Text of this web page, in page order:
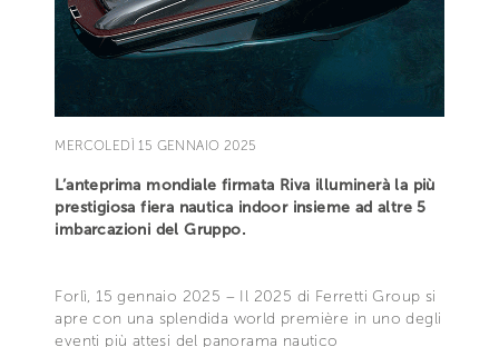
MERCOLEDÌ 15 GENNAIO 2025
L’anteprima mondiale firmata Riva illuminerà la più
prestigiosa fiera nautica indoor insieme ad altre 5
imbarcazioni del Gruppo.
Forlì, 15 gennaio 2025 – Il 2025 di Ferretti Group si
apre con una splendida world première in uno degli
eventi più attesi del panorama nautico